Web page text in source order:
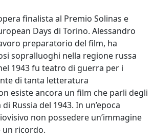
finalista al Premio Solinas e
Days di Torino. Alessandro
preparatorio del film, ha
sopralluoghi nella regione russa
1943 fu teatro di guerra per i
di tanta letteratura
esiste ancora un film che parli degli
Russia del 1943. In un’epoca
non possedere un’immagine
un ricordo.